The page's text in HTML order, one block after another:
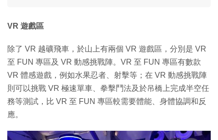
VR 遊戲區
除了 VR 越礦飛車，於山上有兩個 VR 遊戲區，分別是 VR
至 FUN 專區及 VR 動感挑戰陣。VR 至 FUN 專區有數款
VR 體感遊戲，例如水果忍者、射擊等；在 VR 動感挑戰陣
則可以挑戰 VR 極速單車、拳擊鬥法及於吊橋上完成半空任
務等測試，比 VR 至 FUN 專區較需要體能、身體協調和反
應。